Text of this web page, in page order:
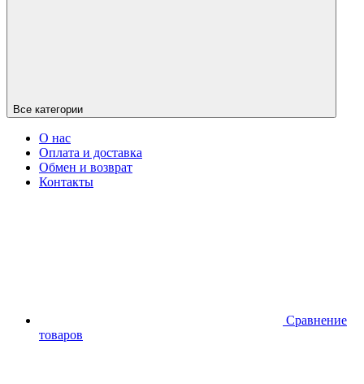
Все категории
О нас
Оплата и доставка
Обмен и возврат
Контакты
Сравнение
товаров